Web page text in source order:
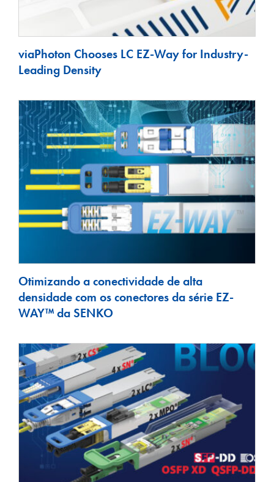
viaPhoton Chooses LC EZ-Way for Industry-
Leading Density
Otimizando a conectividade de alta
densidade com os conectores da série EZ-
WAY™ da SENKO